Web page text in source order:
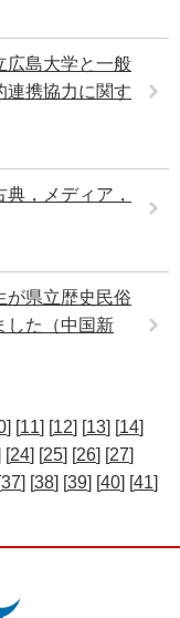
広島大学と一般
連携協力に関す
，メディア，
が県立歴史民俗
した（中国新
] [11] [12] [13] [14]
[24] [25] [26] [27]
37] [38] [39] [40] [41]